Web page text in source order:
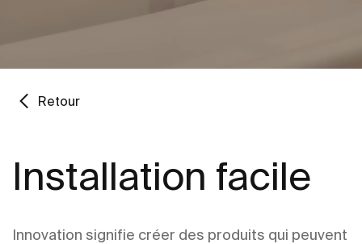
Retour
Installation facile
Innovation signifie créer des produits qui peuvent